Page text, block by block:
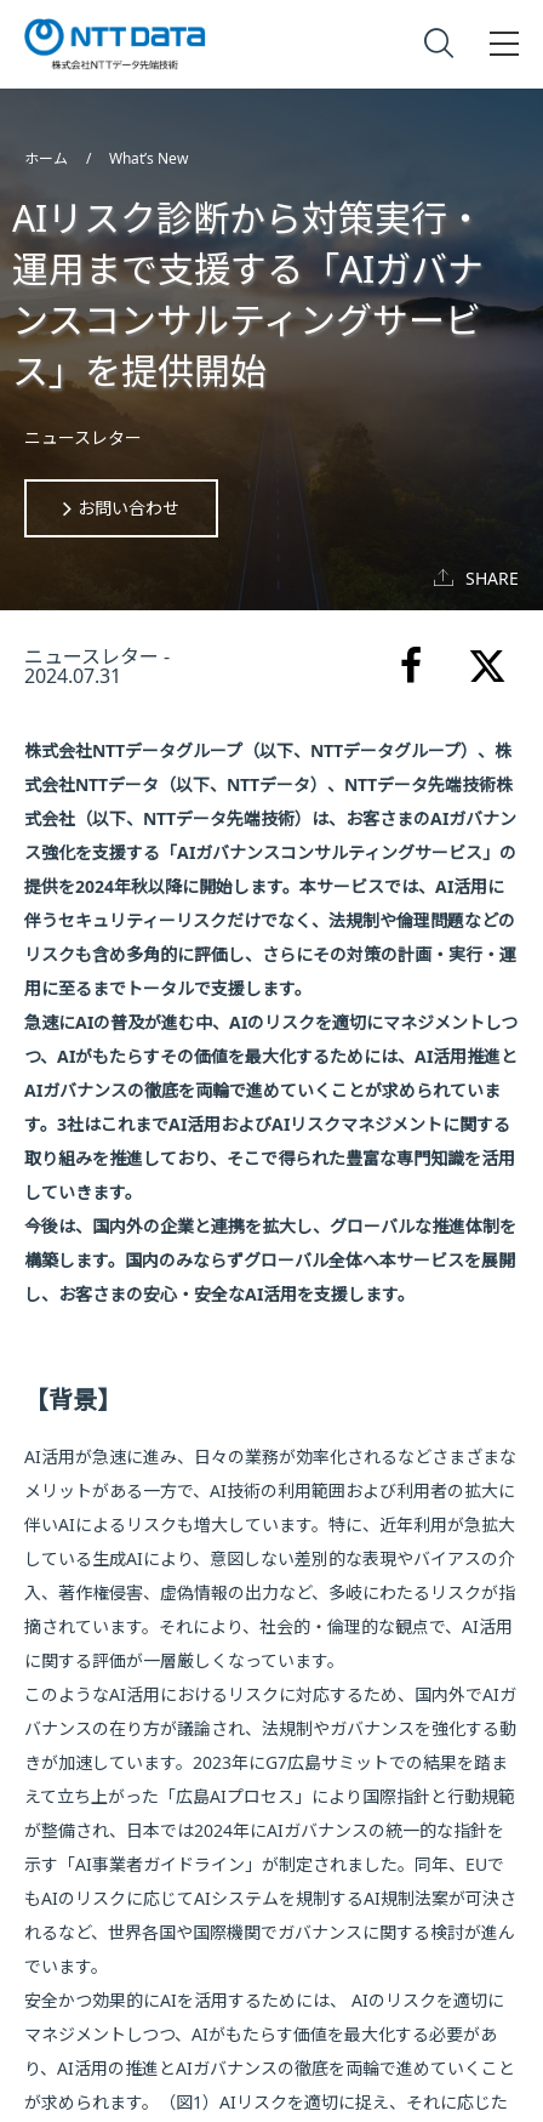
ホーム What’s New
AIリスク診断から対策実行・
運用まで支援する「AIガバナ
ンスコンサルティングサービ
ス」を提供開始
ニュースレター
お問い合わせ
SHARE
ニュースレター -
2024.07.31
株式会社NTTデータグループ（以下、NTTデータグループ）、株
式会社NTTデータ（以下、NTTデータ）、NTTデータ先端技術株
式会社（以下、NTTデータ先端技術）は、お客さまのAIガバナン
ス強化を支援する「AIガバナンスコンサルティングサービス」の
提供を2024年秋以降に開始します。本サービスでは、AI活用に
伴うセキュリティーリスクだけでなく、法規制や倫理問題などの
リスクも含め多角的に評価し、さらにその対策の計画・実行・運
用に至るまでトータルで支援します。
急速にAIの普及が進む中、AIのリスクを適切にマネジメントしつ
つ、AIがもたらすその価値を最大化するためには、AI活用推進と
AIガバナンスの徹底を両輪で進めていくことが求められていま
す。3社はこれまでAI活用およびAIリスクマネジメントに関する
取り組みを推進しており、そこで得られた豊富な専門知識を活用
していきます。
今後は、国内外の企業と連携を拡大し、グローバルな推進体制を
構築します。国内のみならずグローバル全体へ本サービスを展開
し、お客さまの安心・安全なAI活用を支援します。
【背景】
AI活用が急速に進み、日々の業務が効率化されるなどさまざまな
メリットがある一方で、AI技術の利用範囲および利用者の拡大に
伴いAIによるリスクも増大しています。特に、近年利用が急拡大
している生成AIにより、意図しない差別的な表現やバイアスの介
入、著作権侵害、虚偽情報の出力など、多岐にわたるリスクが指
摘されています。それにより、社会的・倫理的な観点で、AI活用
に関する評価が一層厳しくなっています。
このようなAI活用におけるリスクに対応するため、国内外でAIガ
バナンスの在り方が議論され、法規制やガバナンスを強化する動
きが加速しています。2023年にG7広島サミットでの結果を踏ま
えて立ち上がった「広島AIプロセス」により国際指針と行動規範
が整備され、日本では2024年にAIガバナンスの統一的な指針を
示す「AI事業者ガイドライン」が制定されました。同年、EUで
もAIのリスクに応じてAIシステムを規制するAI規制法案が可決さ
れるなど、世界各国や国際機関でガバナンスに関する検討が進ん
でいます。
安全かつ効果的にAIを活用するためには、 AIのリスクを適切に
マネジメントしつつ、AIがもたらす価値を最大化する必要があ
り、AI活用の推進とAIガバナンスの徹底を両輪で進めていくこと
が求められます。（図1）AIリスクを適切に捉え、それに応じた